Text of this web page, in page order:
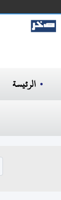
الرئيسة